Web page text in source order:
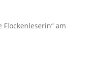
Flockenleserin“ am